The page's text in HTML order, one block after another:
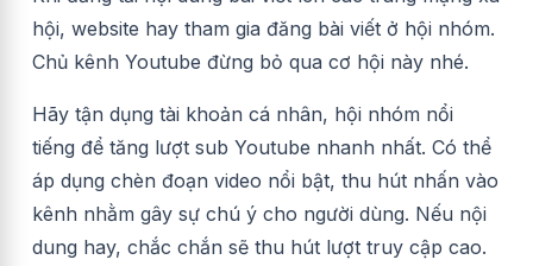
hội, website hay tham gia đăng bài viết ở hội nhóm.
Chủ kênh Youtube đừng bỏ qua cơ hội này nhé.
Hãy tận dụng tài khoản cá nhân, hội nhóm nổi
tiếng để tăng lượt sub Youtube nhanh nhất. Có thể
áp dụng chèn đoạn video nổi bật, thu hút nhấn vào
kênh nhằm gây sự chú ý cho người dùng. Nếu nội
dung hay, chắc chắn sẽ thu hút lượt truy cập cao.